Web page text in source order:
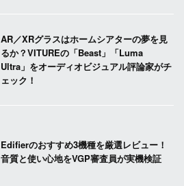
AR／XRグラスはホームシアターの夢を見
るか？VITUREの「Beast」「Luma
Ultra」をオーディオビジュアル評論家がチ
ェック！
Edifierのおすすめ3機種を厳選レビュー！
音質と使い心地をVGP審査員が実機検証